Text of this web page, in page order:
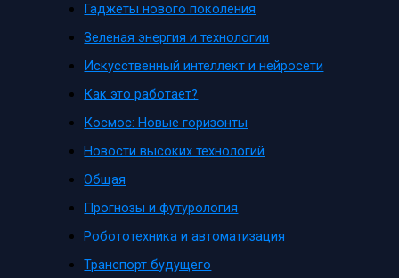
Гаджеты нового поколения
Зеленая энергия и технологии
Искусственный интеллект и нейросети
Как это работает?
Космос: Новые горизонты
Новости высоких технологий
Общая
Прогнозы и футурология
Робототехника и автоматизация
Транспорт будущего